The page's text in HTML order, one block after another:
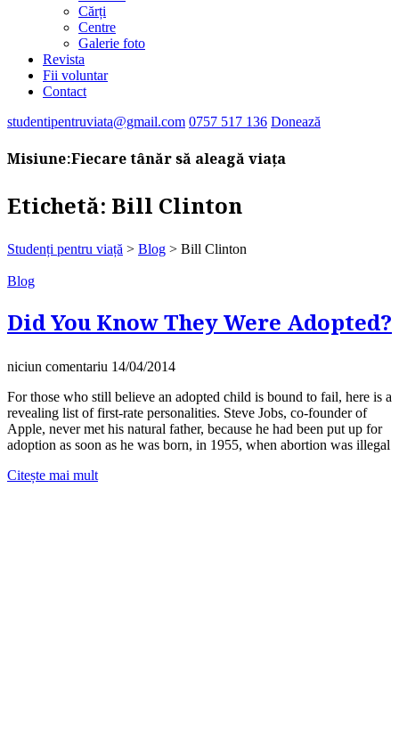
Cărți
Centre
Galerie foto
Revista
Fii voluntar
Contact
studentipentruviata@gmail.com 0757 517 136 Donează
Misiune:Fiecare tânăr să aleagă viața
Etichetă: Bill Clinton
Studenți pentru viață > Blog > Bill Clinton
Blog
Did You Know They Were Adopted?
niciun comentariu 14/04/2014
For those who still believe an adopted child is bound to fail, here is a
revealing list of first-rate personalities. Steve Jobs, co-founder of
Apple, never met his natural father, because he had been put up for
adoption as soon as he was born, in 1955, when abortion was illegal
Citește mai mult